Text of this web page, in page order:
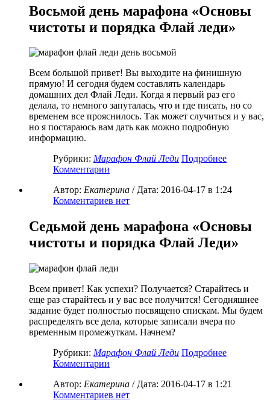
Восьмой день марафона «Основы
чистоты и порядка Флай леди»
Всем большой привет! Вы выходите на финишную
прямую! И сегодня будем составлять календарь
домашних дел Флай Леди. Когда я первый раз его
делала, то немного запуталась, что и где писать, но со
временем все прояснилось. Так может случиться и у вас,
но я постараюсь вам дать как можно подробную
информацию.
Рубрики: Марафон Флай Леди Подробнее
Комментарии
Автор: Екатерина / Дата: 2016-04-17 в 1:24
Комментариев нет
Седьмой день марафона «Основы
чистоты и порядка Флай Леди»
Всем привет! Как успехи? Получается? Старайтесь и
еще раз старайтесь и у вас все получится! Сегодняшнее
задание будет полностью посвящено спискам. Мы будем
распределять все дела, которые записали вчера по
временным промежуткам. Начнем?
Рубрики: Марафон Флай Леди Подробнее
Комментарии
Автор: Екатерина / Дата: 2016-04-17 в 1:21
Комментариев нет